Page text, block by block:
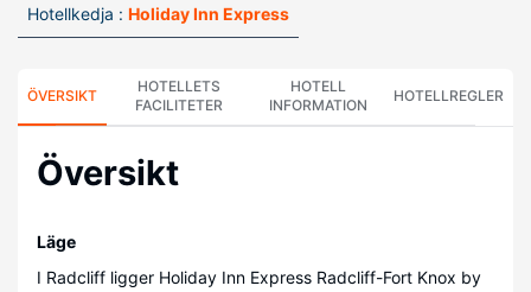
Hotellkedja : Holiday Inn Express
ÖVERSIKT
HOTELLETS
FACILITETER
HOTELL
INFORMATION
HOTELLREGLER
Översikt
Läge
I Radcliff ligger Holiday Inn Express Radcliff-Fort Knox by